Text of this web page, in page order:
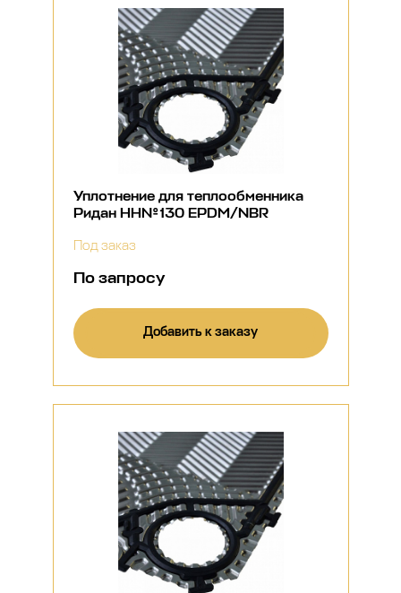
Уплотнение для теплообменника
Ридан НН№130 EPDM/NBR
Под заказ
По запросу
Добавить к заказу